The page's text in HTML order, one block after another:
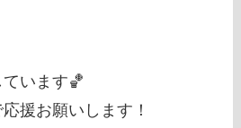
います🏀
援お願いします！